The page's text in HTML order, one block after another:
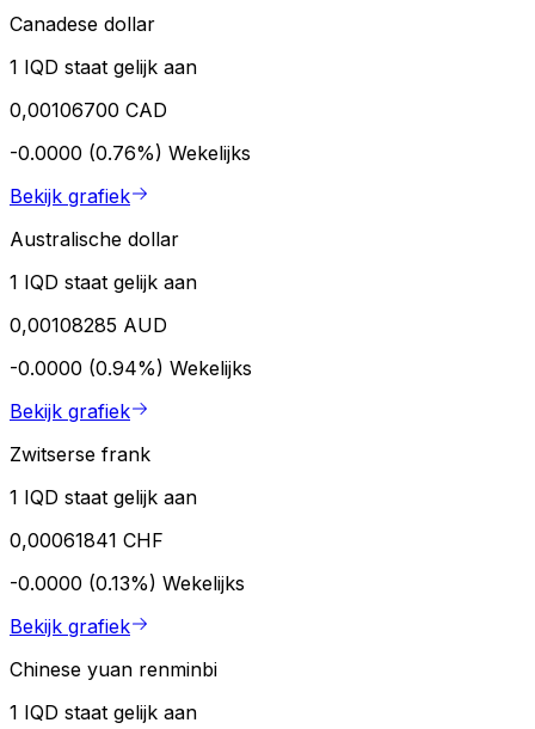
Canadese dollar
1 IQD staat gelijk aan
0,00106700 CAD
-0.0000 (0.76%) Wekelijks
Bekijk grafiek
Australische dollar
1 IQD staat gelijk aan
0,00108285 AUD
-0.0000 (0.94%) Wekelijks
Bekijk grafiek
Zwitserse frank
1 IQD staat gelijk aan
0,00061841 CHF
-0.0000 (0.13%) Wekelijks
Bekijk grafiek
Chinese yuan renminbi
1 IQD staat gelijk aan